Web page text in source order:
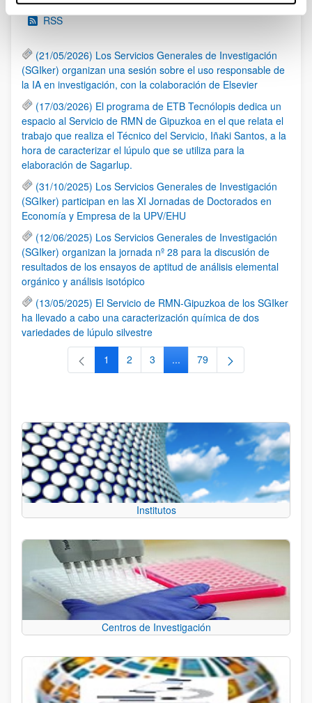
RSS
(21/05/2026) Los Servicios Generales de Investigación
(SGIker) organizan una sesión sobre el uso responsable de
la IA en investigación, con la colaboración de Elsevier
(17/03/2026) El programa de ETB Tecnólopis dedica un
espacio al Servicio de RMN de Gipuzkoa en el que relata el
trabajo que realiza el Técnico del Servicio, Iñaki Santos, a la
hora de caracterizar el lúpulo que se utiliza para la
elaboración de Sagarlup.
(31/10/2025) Los Servicios Generales de Investigación
(SGIker) participan en las XI Jornadas de Doctorados en
Economía y Empresa de la UPV/EHU
(12/06/2025) Los Servicios Generales de Investigación
(SGIker) organizan la jornada nº 28 para la discusión de
resultados de los ensayos de aptitud de análisis elemental
orgánico y análisis isotópico
(13/05/2025) El Servicio de RMN-Gipuzkoa de los SGIker
ha llevado a cabo una caracterización química de dos
variedades de lúpulo silvestre
Página
1 Página
2 Página
3 ...Páginas intermedias Use TAB
Página
79
Institutos
Centros de Investigación